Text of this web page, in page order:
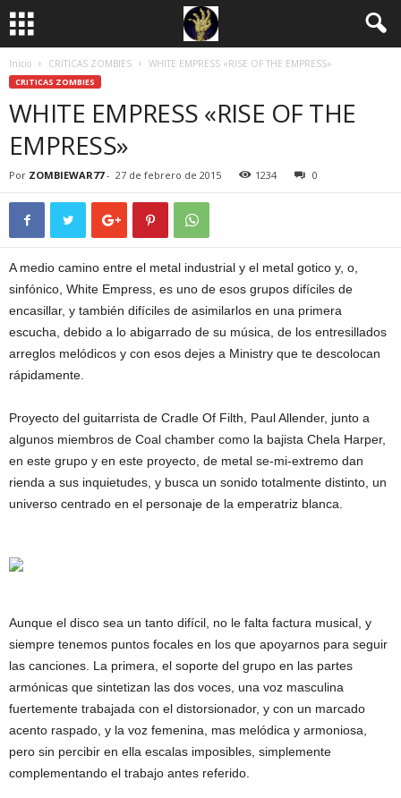
Inicio CRITICAS ZOMBIES WHITE EMPRESS «RISE OF THE EMPRESS»
CRITICAS ZOMBIES
WHITE EMPRESS «RISE OF THE
EMPRESS»
Por ZOMBIEWAR77- 27 de febrero de 2015 1234 0
A medio camino entre el metal industrial y el metal gotico y, o,
sinfónico, White Empress, es uno de esos grupos difíciles de
encasillar, y también difíciles de asimilarlos en una primera
escucha, debido a lo abigarrado de su música, de los entresillados
arreglos melódicos y con esos dejes a Ministry que te descolocan
rápidamente.
Proyecto del guitarrista de Cradle Of Filth, Paul Allender, junto a
algunos miembros de Coal chamber como la bajista Chela Harper,
en este grupo y en este proyecto, de metal se-mi-extremo dan
rienda a sus inquietudes, y busca un sonido totalmente distinto, un
universo centrado en el personaje de la emperatriz blanca.
Aunque el disco sea un tanto difícil, no le falta factura musical, y
siempre tenemos puntos focales en los que apoyarnos para seguir
las canciones. La primera, el soporte del grupo en las partes
armónicas que sintetizan las dos voces, una voz masculina
fuertemente trabajada con el distorsionador, y con un marcado
acento raspado, y la voz femenina, mas melódica y armoniosa,
pero sin percibir en ella escalas imposibles, simplemente
complementando el trabajo antes referido.